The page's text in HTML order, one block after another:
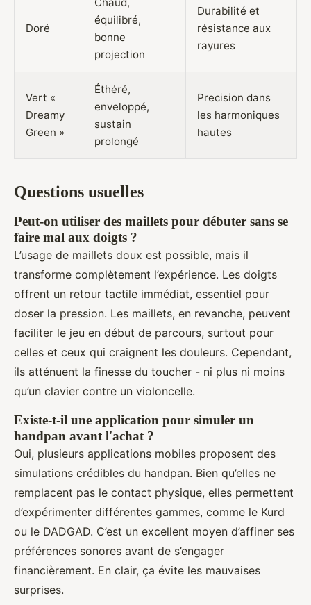
Doré
équilibré,
bonne
projection
Durabilité et
résistance aux
rayures
Vert «
Dreamy
Green »
Éthéré,
enveloppé,
sustain
prolongé
Precision dans
les harmoniques
hautes
Questions usuelles
Peut-on utiliser des maillets pour débuter sans se
faire mal aux doigts ?
L’usage de maillets doux est possible, mais il
transforme complètement l’expérience. Les doigts
offrent un retour tactile immédiat, essentiel pour
doser la pression. Les maillets, en revanche, peuvent
faciliter le jeu en début de parcours, surtout pour
celles et ceux qui craignent les douleurs. Cependant,
ils atténuent la finesse du toucher - ni plus ni moins
qu’un clavier contre un violoncelle.
Existe-t-il une application pour simuler un
handpan avant l'achat ?
Oui, plusieurs applications mobiles proposent des
simulations crédibles du handpan. Bien qu’elles ne
remplacent pas le contact physique, elles permettent
d’expérimenter différentes gammes, comme le Kurd
ou le DADGAD. C’est un excellent moyen d’affiner ses
préférences sonores avant de s’engager
financièrement. En clair, ça évite les mauvaises
surprises.